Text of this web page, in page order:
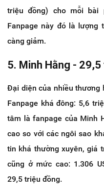
triệu đồng) cho mỗi bài
Fanpage này đó là lượng
càng giảm.
5. Minh Hằng -
Đại diện của nhiều thương
Fanpage khá đông: 5,6
tâm là fanpage của Minh
cao so với các ngôi sao
tin khá thường xuyên, giá
cũng ở mức cao: 1.306
29,5 triệu đồng.